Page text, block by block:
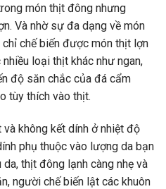
món thịt đông nhưng
Và nhờ sự đa dạng về món
chỉ chế biến được món thịt lợn
nhiều loại thịt khác như ngan,
độ săn chắc của đá cẩm
tùy thích vào thịt.
và không kết dính ở nhiệt độ
phụ thuộc vào lượng da bạn
da, thịt đông lạnh càng nhẹ và
người chế biến lật các khuôn